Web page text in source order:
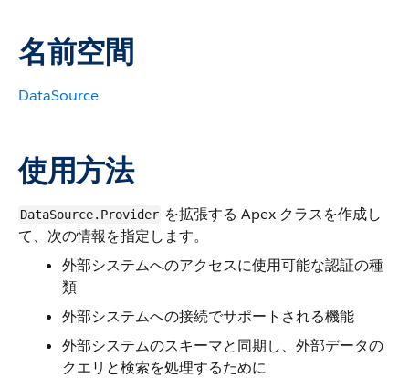
名前空間
DataSource
使用方法
DataSource.Provider を拡張する Apex クラスを作成し
て、次の情報を指定します。
外部システムへのアクセスに使用可能な認証の種
類
外部システムへの接続でサポートされる機能
外部システムのスキーマと同期し、外部データの
クエリと検索を処理するために